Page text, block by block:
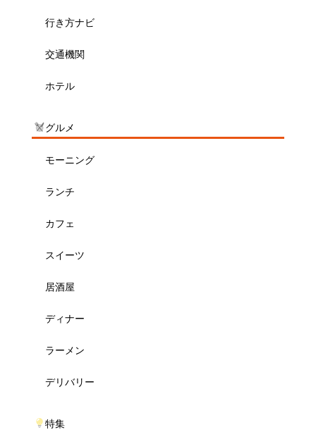
行き方ナビ
交通機関
ホテル
グルメ
モーニング
ランチ
カフェ
スイーツ
居酒屋
ディナー
ラーメン
デリバリー
特集